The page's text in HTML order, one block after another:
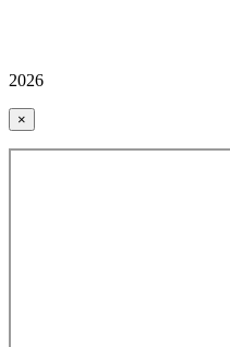
2026
×